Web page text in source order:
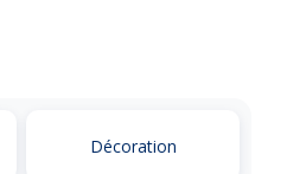
Décoration